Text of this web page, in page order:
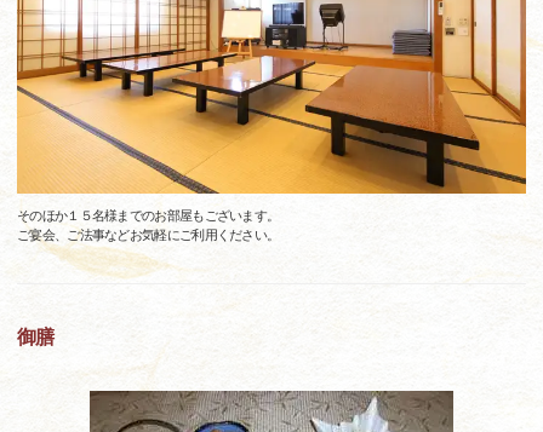
そのほか１５名様までのお部屋もございます。
ご宴会、ご法事などお気軽にご利用ください。
御膳